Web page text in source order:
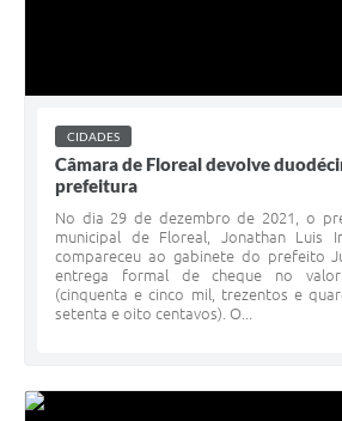
CIDADES
Câmara de Floreal devolve
prefeitura
No dia 29 de dezembro de 2021, o
municipal de Floreal, Jonathan Luis
compareceu ao gabinete do prefeito
entrega formal de cheque no
(cinquenta e cinco mil, trezentos e
setenta e oito centavos). O...